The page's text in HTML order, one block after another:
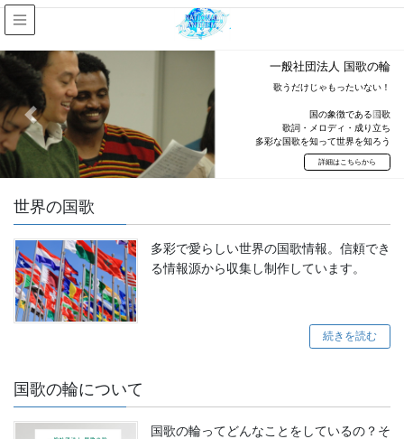
一般社団法人 国歌の輪
歌うだけじゃもったいない！
国の象徴である国歌
歌詞・メロディ・成り立ち
多彩な国歌を知って世界を知ろう
詳細はこちらから
Previous Next
世界の国歌
多彩で愛らしい世界の国歌情報。信頼でき
る情報源から収集し制作しています。
続きを読む
国歌の輪について
国歌の輪ってどんなことをしているの？そ